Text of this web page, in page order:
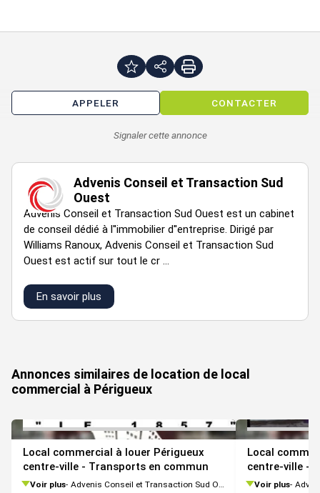
APPELER CONTACTER
Signaler cette annonce
Advenis Conseil et Transaction Sud
Ouest
Advenis Conseil et Transaction Sud Ouest est un cabinet
de conseil dédié à l''immobilier d''entreprise. Dirigé par
Williams Ranoux, Advenis Conseil et Transaction Sud
Ouest est actif sur tout le cr ...
En savoir plus
Annonces similaires de location de local
commercial à Périgueux
Local commercial à louer Périgueux
centre-ville - Transports en commun
Voir plus Advenis Conseil et Transaction Sud Ouest
Local
centre-ville -
Voir plus